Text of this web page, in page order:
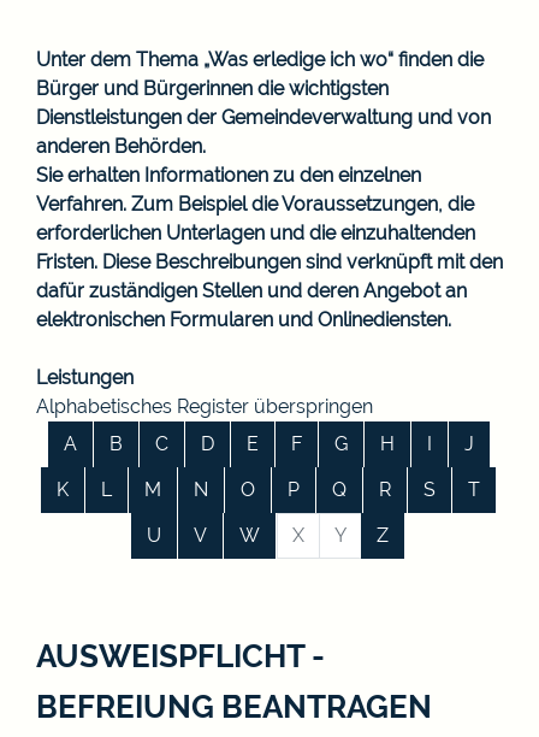
Unter dem Thema „Was erledige ich wo“ finden die
Bürger und Bürgerinnen die wichtigsten
Dienstleistungen der Gemeindeverwaltung und von
anderen Behörden.
Sie erhalten Informationen zu den einzelnen
Verfahren. Zum Beispiel die Voraussetzungen, die
erforderlichen Unterlagen und die einzuhaltenden
Fristen. Diese Beschreibungen sind verknüpft mit den
dafür zuständigen Stellen und deren Angebot an
elektronischen Formularen und Onlinediensten.
Leistungen
Alphabetisches Register überspringen
A
B C D E F G H I
J
K
L M N O P Q R S
T
U
V W X Y Z
AUSWEISPFLICHT -
BEFREIUNG BEANTRAGEN